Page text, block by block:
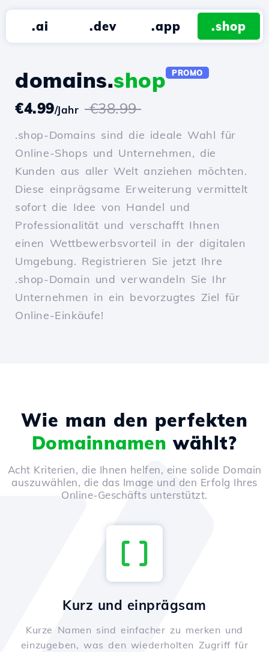
.ai .dev .app .shop
domains.shop PROMO
€4.99/Jahr €38.99
.shop-Domains sind die ideale Wahl für
Online-Shops und Unternehmen, die
Kunden aus aller Welt anziehen möchten.
Diese einprägsame Erweiterung vermittelt
sofort die Idee von Handel und
Professionalität und verschafft Ihnen
einen Wettbewerbsvorteil in der digitalen
Umgebung. Registrieren Sie jetzt Ihre
.shop-Domain und verwandeln Sie Ihr
Unternehmen in ein bevorzugtes Ziel für
Online-Einkäufe!
Wie man den perfekten
Domainnamen wählt?
Acht Kriterien, die Ihnen helfen, eine solide Domain
auszuwählen, die das Image und den Erfolg Ihres
Online-Geschäfts unterstützt.
Kurz und einprägsam
Kurze Namen sind einfacher zu merken und
einzugeben, was den wiederholten Zugriff für